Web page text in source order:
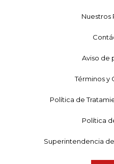
Nuestros
Aviso de
Términos y
Política de
Política
Superintendencia